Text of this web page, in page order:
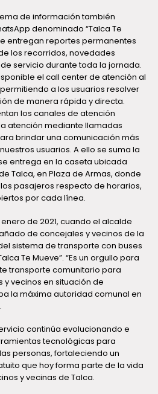
de información también
denominado “Talca Te
entregan reportes permanentes
los recorridos, novedades
servicio durante toda la jornada.
el call center de atención al
a los usuarios resolver
de manera rápida y directa.
los canales de atención
atención mediante llamadas
brindar una comunicación más
usuarios. A ello se suma la
entrega en la caseta ubicada
Talca, en Plaza de Armas, donde
pasajeros respecto de horarios,
por cada línea.
de 2021, cuando el alcalde
de concejales y vecinos de la
sistema de transporte con buses
Te Mueve”. “Es un orgullo para
transporte comunitario para
vecinos en situación de
la máxima autoridad comunal en
continúa evolucionando e
tecnológicas para
personas, fortaleciendo un
que hoy forma parte de la vida
y vecinas de Talca.